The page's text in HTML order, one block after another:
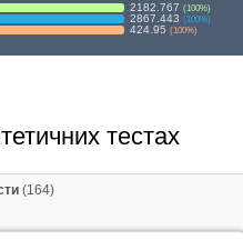
2182.767 (100%)
2867.443 (100%)
424.95 (100%)
тестах
(164)